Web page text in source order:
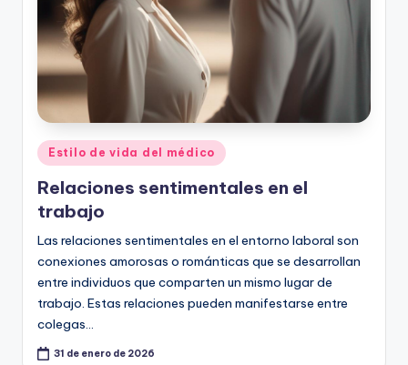
Publicado
en
Estilo de vida del médico
Relaciones sentimentales en el
trabajo
Las relaciones sentimentales en el entorno laboral son
conexiones amorosas o románticas que se desarrollan
entre individuos que comparten un mismo lugar de
trabajo. Estas relaciones pueden manifestarse entre
colegas…
31 de enero de 2026